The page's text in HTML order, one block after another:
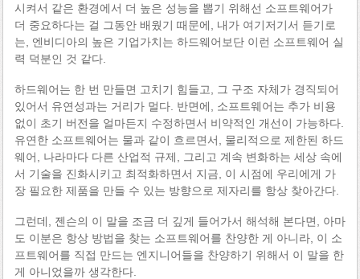
시켜서 같은 환경에서 더 높은 성능을 뽑기 위해선 소프트웨어가
더 중요하다는 걸 그동안 배웠기 때문에, 내가 여기저기서 듣기로
는, 엔비디아의 높은 기업가치는 하드웨어보단 이런 소프트웨어 실
력 덕분인 것 같다.
하드웨어는 한 번 만들면 고치기 힘들고, 그 구조 자체가 경직되어
있어서 유연성과는 거리가 멀다. 반면에, 소프트웨어는 추가 비용
없이 초기 버전을 얼마든지 수정하면서 비약적인 개선이 가능하다.
유연한 소프트웨어는 물과 같이 흐르면서, 물리적으로 제한된 하드
웨어, 나라마다 다른 산업적 규제, 그리고 계속 변화하는 세상 속에
서 기술을 진화시키고 최적화하면서 지금, 이 시점에 우리에게 가
장 필요한 제품을 만들 수 있는 방향으로 제자리를 항상 찾아간다.
그런데, 젠슨의 이 말을 조금 더 깊게 들어가서 해석해 본다면, 아마
도 이분은 항상 방법을 찾는 소프트웨어를 찬양한 게 아니라, 이 소
프트웨어를 직접 만드는 엔지니어들을 찬양하기 위해서 이 말을 한
게 아니었을까 생각한다.